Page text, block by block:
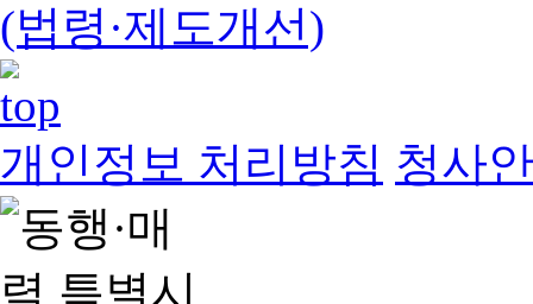
(법령·제도개선)
개인정보 처리방침 청사